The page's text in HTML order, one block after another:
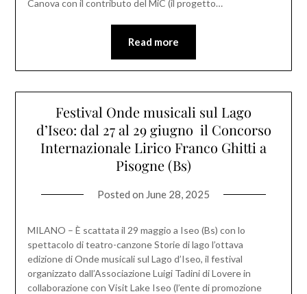
Canova con il contributo del MiC (il progetto…
Read more
Festival Onde musicali sul Lago
d’Iseo: dal 27 al 29 giugno il Concorso
Internazionale Lirico Franco Ghitti a
Pisogne (Bs)
Posted on June 28, 2025
MILANO – È scattata il 29 maggio a Iseo (Bs) con lo
spettacolo di teatro-canzone Storie di lago l’ottava
edizione di Onde musicali sul Lago d’Iseo, il festival
organizzato dall’Associazione Luigi Tadini di Lovere in
collaborazione con Visit Lake Iseo (l’ente di promozione